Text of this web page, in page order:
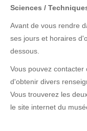
Sciences /
Avant de vous rendre
ses jours et horaires
dessous.
Vous pouvez
d'obtenir divers
Vous trouverez les
le site internet du